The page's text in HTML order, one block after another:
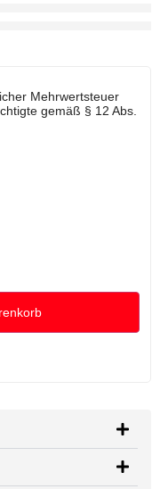
Mehrwertsteuer
gemäß § 12 Abs.